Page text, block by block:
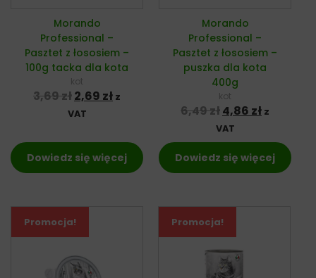
Morando
Professional –
Pasztet z łososiem –
100g tacka dla kota
kot
3,69złPierwotna cena wynosiła: 3,69 zł.
2,69 złAktualna cena wynosi: 2,69 zł.
z
VAT
Dowiedz się więcej
Morando
Professional –
Pasztet z łososiem –
puszka dla kota
400g
kot
6,49złPierwotna cena
4,86 złAktualna
z
VAT
Dowiedz się więcej
Promocja! Promocja!